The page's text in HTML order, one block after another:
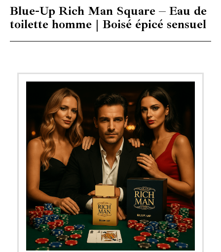
Blue-Up Rich Man Square – Eau de
toilette homme | Boisé épicé sensuel